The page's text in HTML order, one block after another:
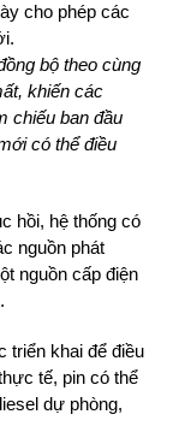
cho phép các
bộ theo cùng
khiến các
chiếu ban đầu
có thể điều
hồi, hệ thống có
nguồn phát
nguồn cấp điện
triển khai để điều
tế, pin có thể
dự phòng,